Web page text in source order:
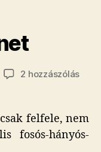
2 hozzászólás
felfele, nem
fosós-hányós-